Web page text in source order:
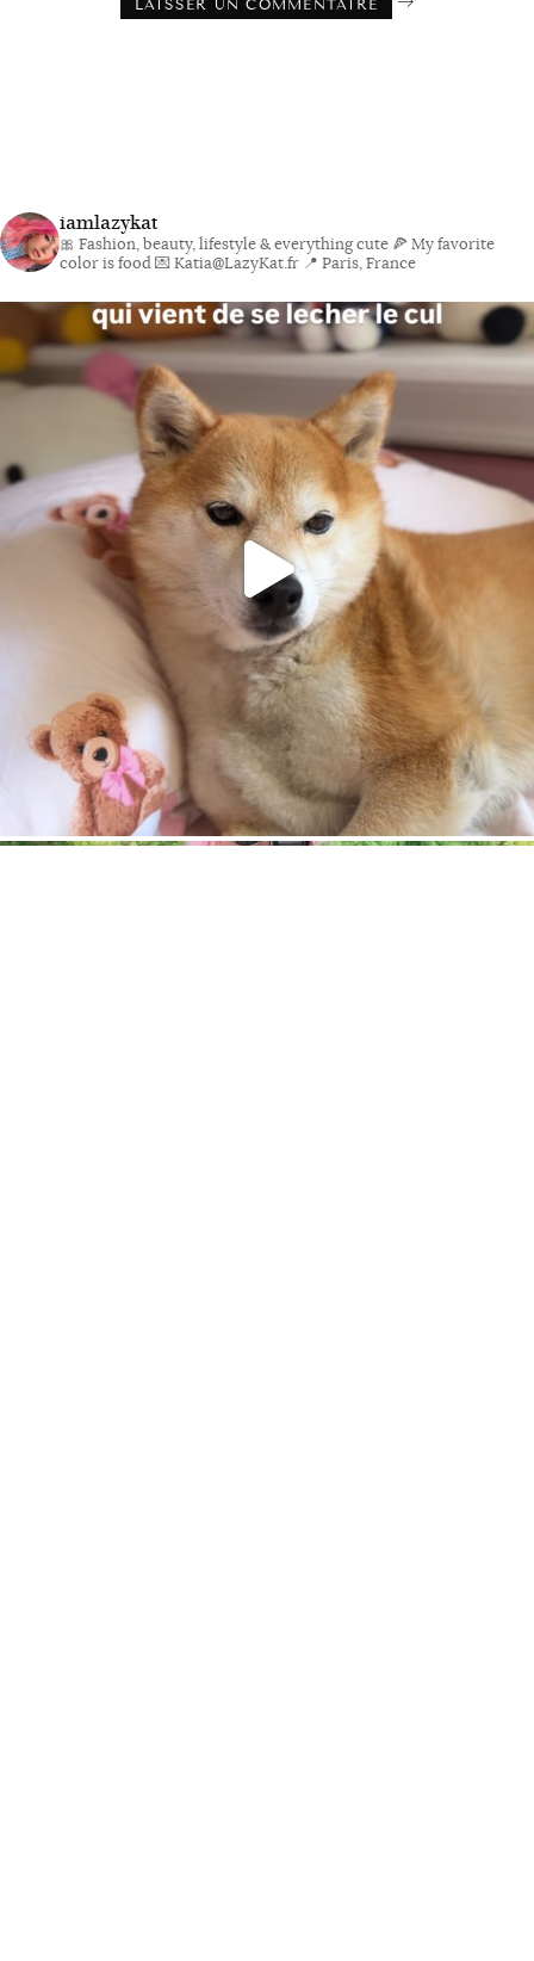
iamlazykat
🎀 Fashion, beauty, lifestyle & everything cute 🍕 My favorite
color is food💌 Katia@LazyKat.fr 📍 Paris, France